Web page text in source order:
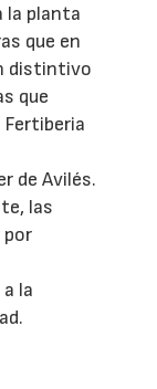
la planta
que en
distintivo
que
de Avilés.
las
por
la